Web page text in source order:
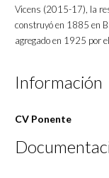
Vicens (2015-17), la
construyó en 1885 en
agregado en 1925 por
Información
CV Ponente